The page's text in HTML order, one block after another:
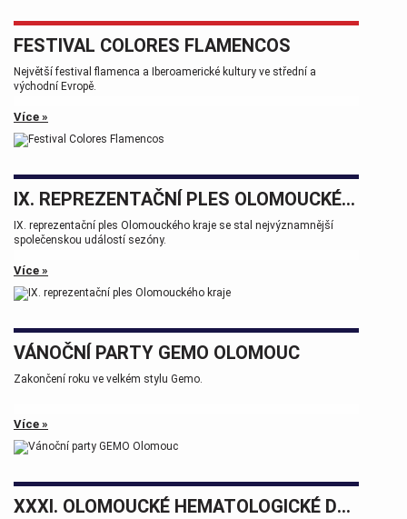
FESTIVAL COLORES FLAMENCOS
Největší festival flamenca a Iberoamerické kultury ve střední a
východní Evropě.
Více »
IX. REPREZENTAČNÍ PLES OLOMOUCKÉHO KRAJE
IX. reprezentační ples Olomouckého kraje se stal nejvýznamnější
společenskou událostí sezóny.
Více »
VÁNOČNÍ PARTY GEMO OLOMOUC
Zakončení roku ve velkém stylu Gemo.
Více »
XXXI. OLOMOUCKÉ HEMATOLOGICKÉ DNY.